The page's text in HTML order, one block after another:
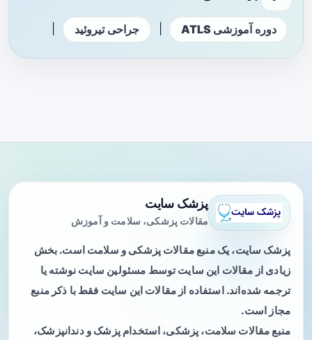
دوره آموزشی ATLS جراحی تیروئید
پزشک سایت
مقالات پزشکی، سلامت و آموزش
پزشک سایت، یک منبع مقالات پزشکی و سلامت است. بخش
زیادی از مقالات این سایت توسط مسئولین سایت نوشته یا
ترجمه شده‌اند. استفاده از مقالات این سایت فقط با ذکر منبع
مجاز است.
منبع مقالات سلامت، پزشکی، استخدام پزشک و دندانپزشک،